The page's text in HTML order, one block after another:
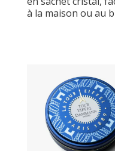
à la maison ou au